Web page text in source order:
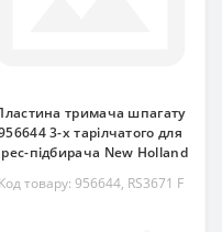
тримача шпагату
3-х тарілчатого для
підбирача New Holland
Код товару: 956644, RS3671 F